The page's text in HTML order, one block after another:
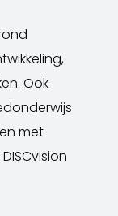
Ook
met